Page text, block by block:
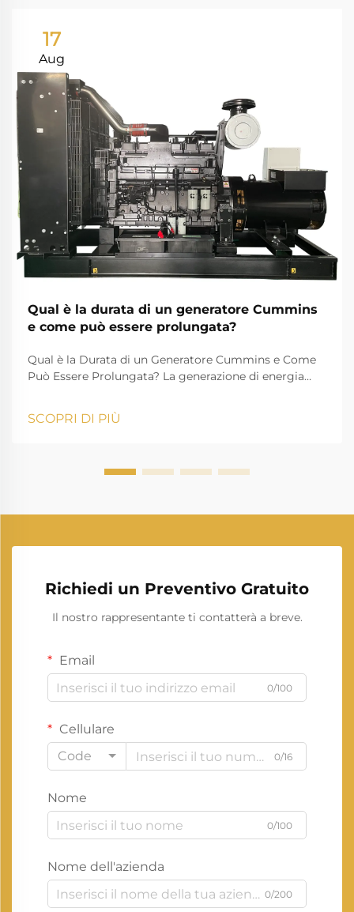
17
Aug
Qual è la durata di un generatore Cummins
e come può essere prolungata?
Qual è la Durata di un Generatore Cummins e Come
Può Essere Prolungata? La generazione di energia
garantendo che case, aziende, istituzioni sanitarie e
industrie possano proseguire le loro attività senza
SCOPRI DI PIÙ
Richiedi un Preventivo Gratuito
Il nostro rappresentante ti contatterà a breve.
Email
0/100
Cellulare
Code
0/16
Nome
0/100
Nome dell'azienda
0/200